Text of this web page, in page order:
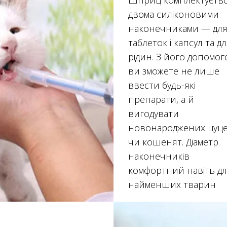
двома силіконовими
наконечниками — для
таблеток і капсул та
рідин. З його
ви зможете не лише
ввести будь-які
препарати, а й
вигодувати
новонароджених
чи кошенят. Діаметр
наконечників
комфортний навіть
найменших тварин